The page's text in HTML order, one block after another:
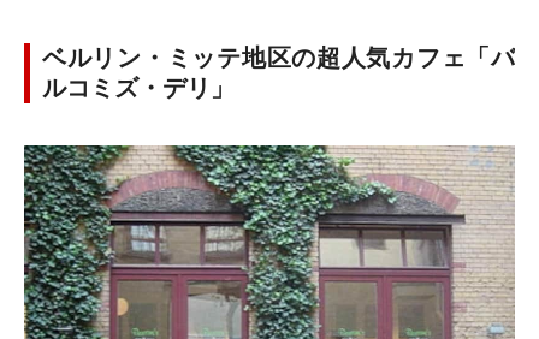
ベルリン・ミッテ地区の超人気カフェ「バ
ルコミズ・デリ」